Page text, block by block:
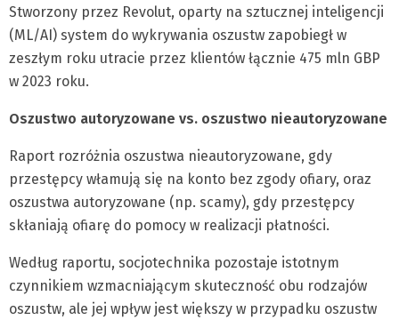
Stworzony przez Revolut, oparty na sztucznej inteligencji
(ML/AI) system do wykrywania oszustw zapobiegł w
zeszłym roku utracie przez klientów łącznie 475 mln GBP
w 2023 roku.
Oszustwo autoryzowane vs. oszustwo nieautoryzowane
Raport rozróżnia oszustwa nieautoryzowane, gdy
przestępcy włamują się na konto bez zgody ofiary, oraz
oszustwa autoryzowane (np. scamy), gdy przestępcy
skłaniają ofiarę do pomocy w realizacji płatności.
Według raportu, socjotechnika pozostaje istotnym
czynnikiem wzmacniającym skuteczność obu rodzajów
oszustw, ale jej wpływ jest większy w przypadku oszustw